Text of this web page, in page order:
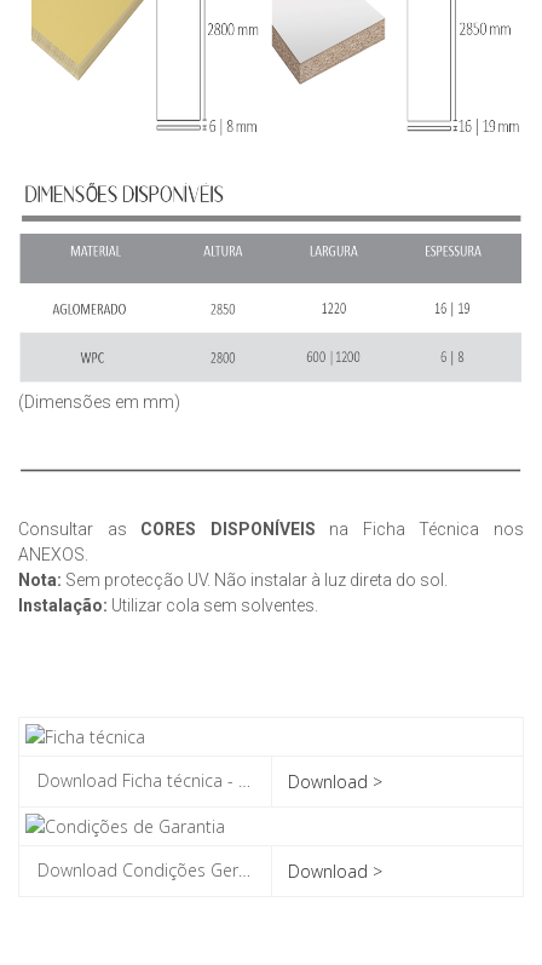
(Dimensões em mm)
Consultar as CORES DISPONÍVEIS na Ficha Técnica nos
ANEXOS.
Nota: Sem protecção UV. Não instalar à luz direta do sol.
Instalação: Utilizar cola sem solventes.
Download >
Download >